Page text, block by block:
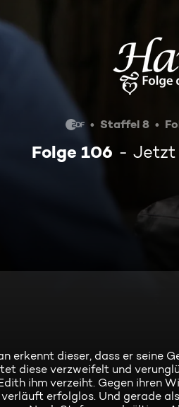
Staffel 8
Folge 106 Jetzt
erkennt dieser, dass er seine
diese verzweifelt und
ihm verzeiht. Gegen ihren
erfolglos. Und gerade